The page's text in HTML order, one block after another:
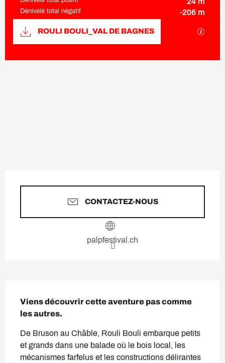
Dénivelé total négatif -206 m
Documentation
ROULI BOULI_VAL DE BAGNES
CONTACTEZ-NOUS
palpfestival.ch
Viens découvrir cette aventure pas comme
les autres.
De Bruson au Châble, Rouli Bouli embarque petits
et grands dans une balade où le bois local, les
mécanismes farfelus et les constructions délirantes